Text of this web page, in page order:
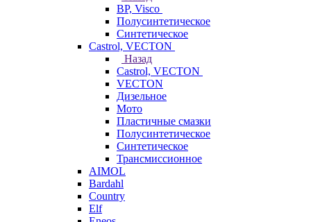
BP, Visco
Полусинтетическое
Синтетическое
Castrol, VECTON
Назад
Castrol, VECTON
VECTON
Дизельное
Мото
Пластичные смазки
Полусинтетическое
Синтетическое
Трансмиссионное
AIMOL
Bardahl
Country
Elf